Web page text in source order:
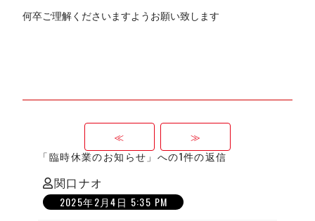
何卒ご理解くださいますようお願い致します
≪
≫
「臨時休業のお知らせ」への1件の返信
関口ナオ
の
発 2025年2月4日 5:35 PM